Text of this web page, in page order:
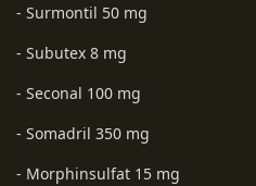
- Surmontil 50 mg
- Subutex 8 mg
- Seconal 100 mg
- Somadril 350 mg
- Morphinsulfat 15 mg